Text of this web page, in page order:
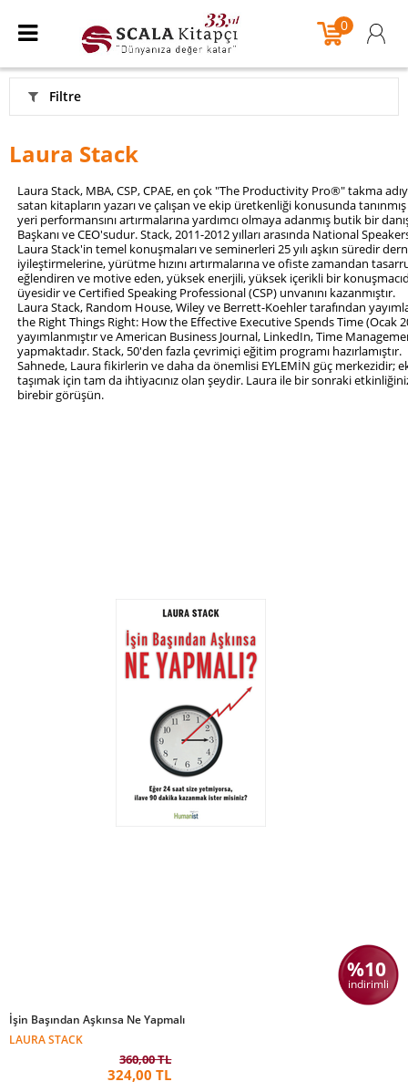
0
Filtre
Laura Stack
Laura Stack, MBA, CSP, CPAE, en çok "The Productivity Pro®" takma
satan kitapların yazarı ve çalışan ve ekip üretkenliği konusunda
yeri performansını artırmalarına yardımcı olmaya adanmış butik bir
Başkanı ve CEO'sudur. Stack, 2011-2012 yılları arasında National
Laura Stack'in temel konuşmaları ve seminerleri 25 yılı aşkın süredir
iyileştirmelerine, yürütme hızını artırmalarına ve ofiste zamandan
eğlendiren ve motive eden, yüksek enerjili, yüksek içerikli bir
üyesidir ve Certified Speaking Professional (CSP) unvanını kazanmıştır.
Laura Stack, Random House, Wiley ve Berrett-Koehler tarafından
the Right Things Right: How the Effective Executive Spends Time (Ocak
yayımlanmıştır ve American Business Journal, LinkedIn, Time
yapmaktadır. Stack, 50'den fazla çevrimiçi eğitim programı hazırlamıştır.
Sahnede, Laura fikirlerin ve daha da önemlisi EYLEMİN güç merkezidir;
taşımak için tam da ihtiyacınız olan şeydir. Laura ile bir sonraki
birebir görüşün.
%10
indirimli
İşin Başından Aşkınsa Ne Yapmalı
LAURA STACK
360,00 TL
324,00 TL